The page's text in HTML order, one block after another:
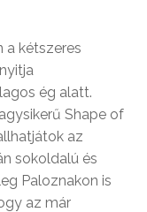
a kétszeres
nyitja
ég alatt.
Shape of
az
sokoldalú és
Paloznakon is
az már